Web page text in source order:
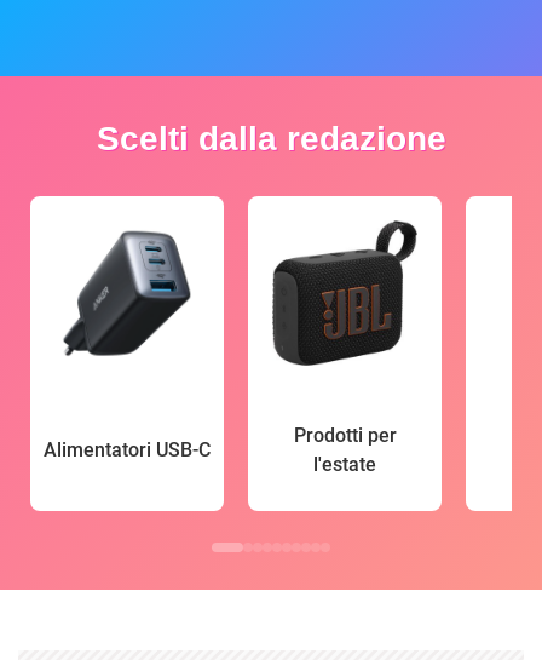
Scelti dalla redazione
Alimentatori USB-C
Prodotti per
l'estate